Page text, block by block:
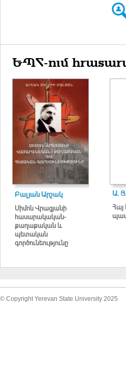
ԵՊՀ-ում
Բալյան Արշակ
Սիմոն Վրացյանի
հասարակական-
քաղաքական և
պետական
գործունեությունը
Ա.
Հայ
© Copyright Yerevan State University 2025